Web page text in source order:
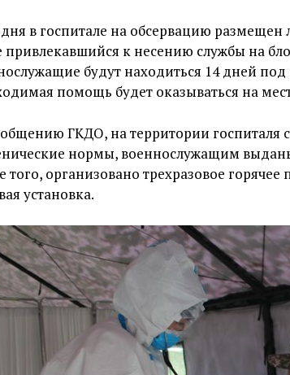
в госпитале на обсервацию
привлекавшийся к несению службы на
будут находиться 14 дней
помощь будет оказываться на
ГКДО, на территории госпиталя
нормы, военнослужащим
того, организовано трехразовое горячее
установка.